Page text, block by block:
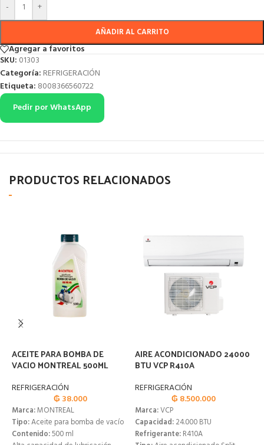
- +
AÑADIR AL CARRITO
Agregar a favoritos
SKU: 01303
Categoría: REFRIGERACIÓN
Etiqueta: 8008366560722
Pedir por WhatsApp
PRODUCTOS RELACIONADOS
ACEITE PARA BOMBA DE
VACIO MONTREAL 500ML
REFRIGERACIÓN
₲ 38.000
Marca:MONTREAL
Tipo:Aceite para bomba de vacío
Contenido:500 ml
AIRE ACONDICIONADO 24000
BTU VCP R410A
REFRIGERACIÓN
₲ 8.500.000
Marca:VCP
Capacidad:24.000 BTU
Refrigerante:R410A